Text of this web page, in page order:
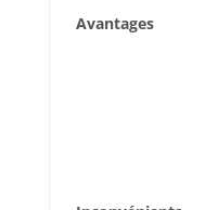
Avantages